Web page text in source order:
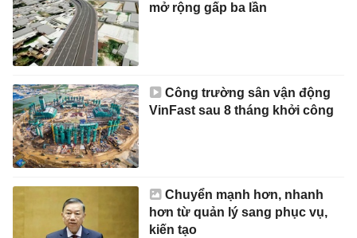
mở rộng gấp ba lần
Công trường sân vận động
VinFast sau 8 tháng khởi công
Chuyển mạnh hơn, nhanh
hơn từ quản lý sang phục vụ,
kiến tạo